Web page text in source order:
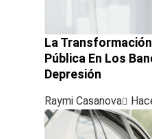
La
Pública En Los
Depresión
Raymi Casanova